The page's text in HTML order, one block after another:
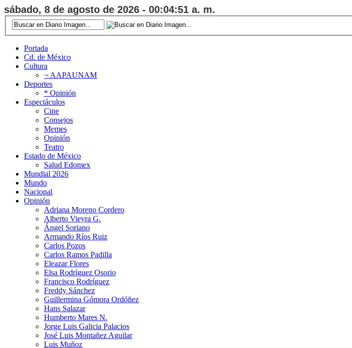
sábado, 8 de agosto de 2026 - 00:04:52 a. m.
Portada
Cd. de México
Cultura
¬ AAPAUNAM
Deportes
* Opinión
Espectáculos
Cine
Consejos
Memes
Opinión
Teatro
Estado de México
Salud Edomex
Mundial 2026
Mundo
Nacional
Opinión
Adriana Moreno Cordero
Alberto Vieyra G.
Ángel Soriano
Armando Ríos Ruiz
Carlos Pozos
Carlos Ramos Padilla
Eleazar Flores
Elsa Rodríguez Osorio
Francisco Rodríguez
Freddy Sánchez
Guillermina Gómora Ordóñez
Hans Salazar
Humberto Mares N.
Jorge Luis Galicia Palacios
José Luis Montañez Aguilar
Luis Muñoz